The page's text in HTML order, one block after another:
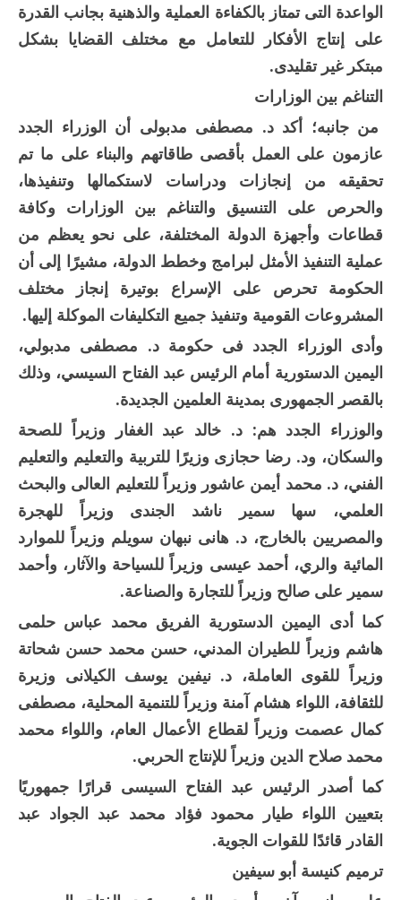
الواعدة التى تمتاز بالكفاءة العملية والذهنية بجانب القدرة
على إنتاج الأفكار للتعامل مع مختلف القضايا بشكل
مبتكر غير تقليدى.
التناغم بين الوزارات
من جانبه؛ أكد د. مصطفى مدبولى أن الوزراء الجدد
عازمون على العمل بأقصى طاقاتهم والبناء على ما تم
تحقيقه من إنجازات ودراسات لاستكمالها وتنفيذها،
والحرص على التنسيق والتناغم بين الوزارات وكافة
قطاعات وأجهزة الدولة المختلفة، على نحو يعظم من
عملية التنفيذ الأمثل لبرامج وخطط الدولة، مشيرًا إلى أن
الحكومة تحرص على الإسراع بوتيرة إنجاز مختلف
المشروعات القومية وتنفيذ جميع التكليفات الموكلة إليها.
وأدى الوزراء الجدد فى حكومة د. مصطفى مدبولي،
اليمين الدستورية أمام الرئيس عبد الفتاح السيسي، وذلك
بالقصر الجمهورى بمدينة العلمين الجديدة.
والوزراء الجدد هم: د. خالد عبد الغفار وزيراً للصحة
والسكان، ود. رضا حجازى وزيرًا للتربية والتعليم والتعليم
الفني، د. محمد أيمن عاشور وزيراً للتعليم العالى والبحث
العلمي، سها سمير ناشد الجندى وزيراً للهجرة
والمصريين بالخارج، د. هانى نبهان سويلم وزيراً للموارد
المائية والري، أحمد عيسى وزيراً للسياحة والآثار، وأحمد
سمير على صالح وزيراً للتجارة والصناعة.
كما أدى اليمين الدستورية الفريق محمد عباس حلمى
هاشم وزيراً للطيران المدني، حسن محمد حسن شحاتة
وزيراً للقوى العاملة، د. نيفين يوسف الكيلانى وزيرة
للثقافة، اللواء هشام آمنة وزيراً للتنمية المحلية، مصطفى
كمال عصمت وزيراً لقطاع الأعمال العام، واللواء محمد
محمد صلاح الدين وزيراً للإنتاج الحربي.
كما أصدر الرئيس عبد الفتاح السيسى قرارًا جمهوريًا
بتعيين اللواء طيار محمود فؤاد محمد عبد الجواد عبد
القادر قائدًا للقوات الجوية.
ترميم كنيسة أبو سيفين